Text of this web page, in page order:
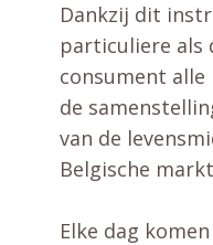
Dankzij dit
particuliere als
consument
de
van de
Belgische
Elke dag